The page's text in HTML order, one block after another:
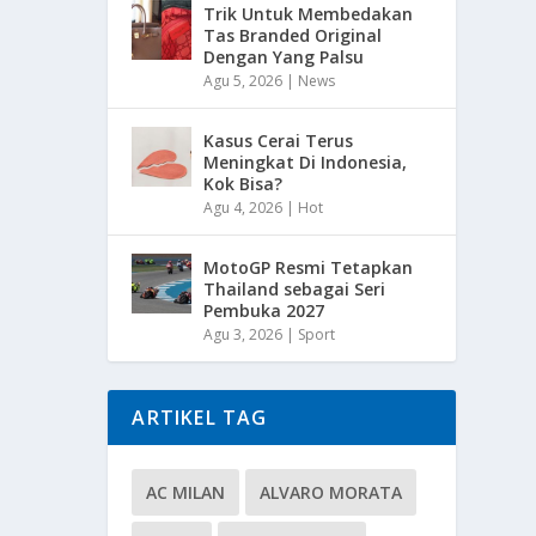
Trik Untuk Membedakan
Tas Branded Original
Dengan Yang Palsu
Agu 5, 2026 | News
Kasus Cerai Terus
Meningkat Di Indonesia,
Kok Bisa?
Agu 4, 2026 | Hot
MotoGP Resmi Tetapkan
Thailand sebagai Seri
Pembuka 2027
Agu 3, 2026 | Sport
ARTIKEL TAG
AC MILAN ALVARO MORATA